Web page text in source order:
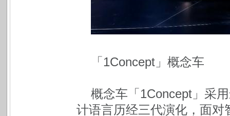
「1Concept」概念车
概念车「1Concept」采
计语言历经三代演化，面